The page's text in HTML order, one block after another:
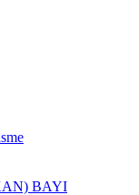
BAYI